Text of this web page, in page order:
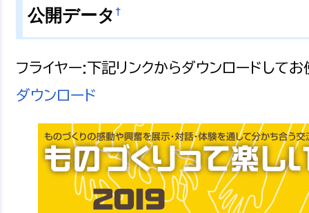
公開データ †
フライヤー:下記リンクからダウンロードしてお
ダウンロード